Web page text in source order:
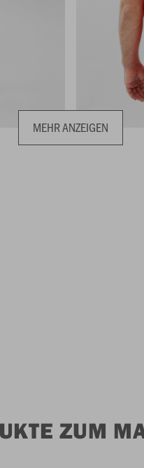
MEHR ANZEIGEN
ZUM